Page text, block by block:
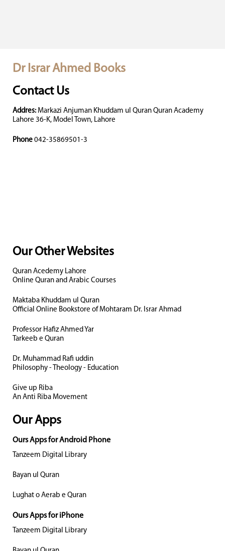
Dr Israr Ahmed Books
Contact Us
Addres: Markazi Anjuman Khuddam ul Quran Quran Academy
Lahore 36-K, Model Town, Lahore
Phone 042-35869501-3
Our Other Websites
Quran Acedemy Lahore
Online Quran and Arabic Courses
Maktaba Khuddam ul Quran
Official Online Bookstore of Mohtaram Dr. Israr Ahmad
Professor Hafiz Ahmed Yar
Tarkeeb e Quran
Dr. Muhammad Rafi uddin
Philosophy - Theology - Education
Give up Riba
An Anti Riba Movement
Our Apps
Ours Apps for Android Phone
Tanzeem Digital Library
Bayan ul Quran
Lughat o Aerab e Quran
Ours Apps for iPhone
Tanzeem Digital Library